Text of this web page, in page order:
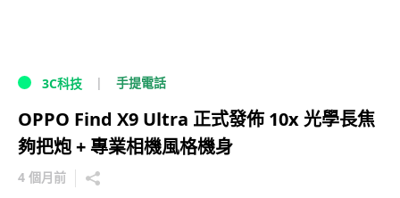
3C科技 手提電話
OPPO Find X9 Ultra 正式發佈 10x 光學長焦
夠把炮 + 專業相機風格機身
4 個月前